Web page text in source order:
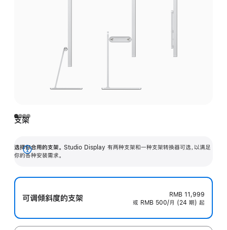
支架
选择你合用的支架。 Studio Display 有两种支架和一种支架转换器可选，以满足
你的各种安装需求。
展
可调倾斜度的支架
RMB 11,999
或 RMB 500/月 (24 期) 起